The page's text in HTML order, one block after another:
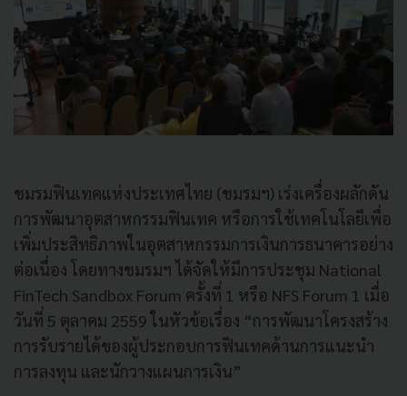
ชมรมฟินเทคแห่งประเทศไทย (ชมรมฯ) เร่งเครื่องผลักดัน
การพัฒนาอุตสาหกรรมฟินเทค หรือการใช้เทคโนโลยีเพื่อ
เพิ่มประสิทธิภาพในอุตสาหกรรมการเงินการธนาคารอย่าง
ต่อเนื่อง โดยทางชมรมฯ ได้จัดให้มีการประชุม National
FinTech Sandbox Forum ครั้งที่ 1 หรือ NFS Forum 1 เมื่อ
วันที่ 5 ตุลาคม 2559 ในหัวข้อเรื่อง “การพัฒนาโครงสร้าง
การรับรายได้ของผู้ประกอบการฟินเทคด้านการแนะนำ
การลงทุน และนักวางแผนการเงิน”